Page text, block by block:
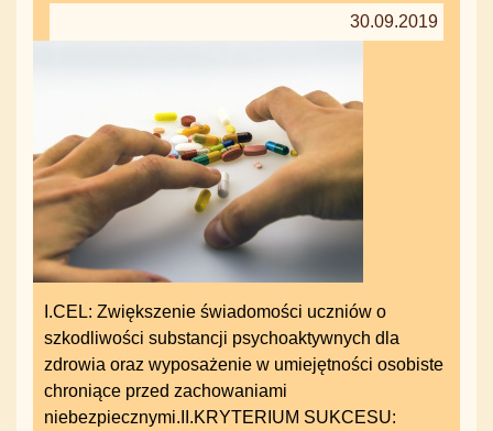
30.09.2019
I.CEL: Zwiększenie świadomości uczniów o
szkodliwości substancji psychoaktywnych dla
zdrowia oraz wyposażenie w umiejętności osobiste
chroniące przed zachowaniami
niebezpiecznymi.II.KRYTERIUM SUKCESU: